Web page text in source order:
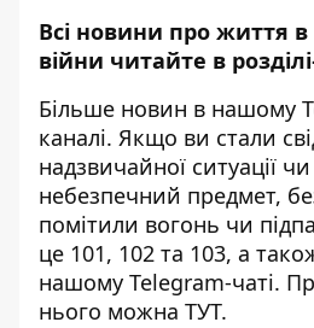
Всі новини про життя в
війни читайте в
Більше новин в нашому
каналі. Якщо ви стали
надзвичайної ситуації
небезпечний предмет,
помітили вогонь чи
це 101, 102 та 103, а
нашому Telegram-чаті.
нього можна ТУТ.